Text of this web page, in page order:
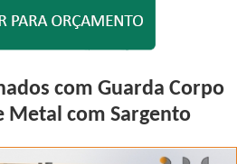
com Guarda Corpo
Metal com Sargento